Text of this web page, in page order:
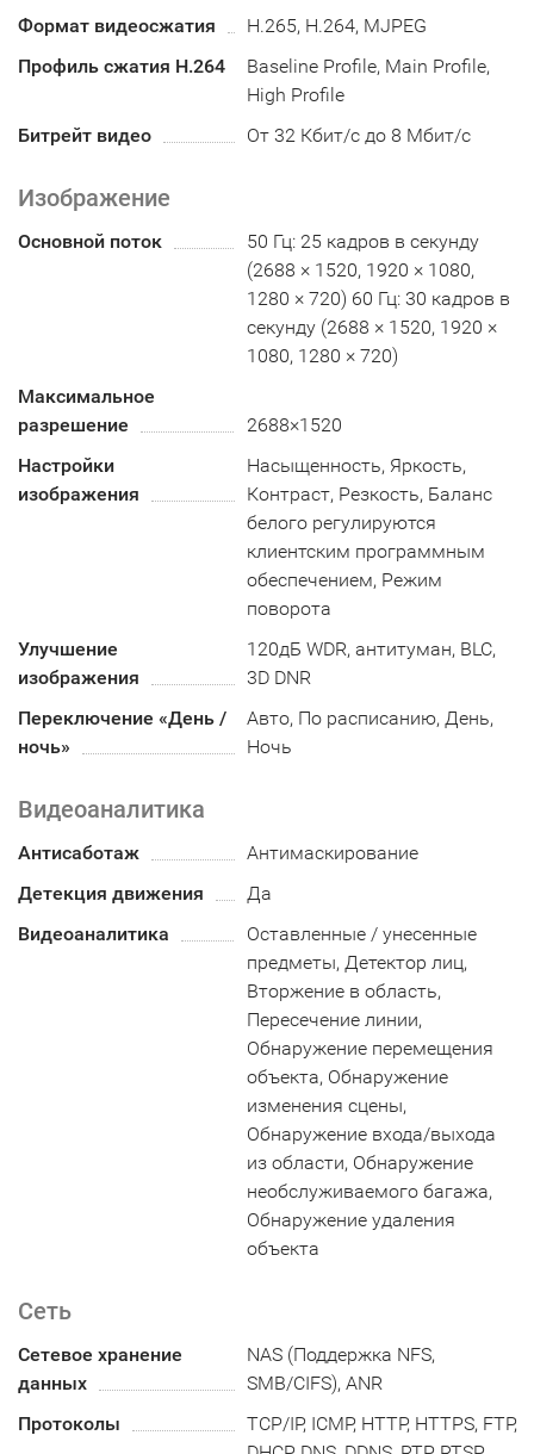
Формат видеосжатия
H.265, H.264, MJPEG
Профиль сжатия H.264
Baseline Profile, Main Profile,
High Profile
Битрейт видео
От 32 Кбит/с до 8 Мбит/с
Изображение
Основной поток
50 Гц: 25 кадров в секунду
(2688 × 1520, 1920 × 1080,
1280 × 720) 60 Гц: 30 кадров в
секунду (2688 × 1520, 1920 ×
1080, 1280 × 720)
Максимальное
разрешение
2688×1520
Настройки
изображения
Насыщенность, Яркость,
Контраст, Резкость, Баланс
белого регулируются
клиентским программным
обеспечением, Режим
поворота
Улучшение
изображения
120дБ WDR, антитуман, BLC,
3D DNR
Переключение «День /
ночь»
Авто, По расписанию, День,
Ночь
Видеоаналитика
Антисаботаж
Антимаскирование
Детекция движения
Да
Видеоаналитика
Оставленные / унесенные
предметы, Детектор лиц,
Вторжение в область,
Пересечение линии,
Обнаружение перемещения
объекта, Обнаружение
изменения сцены,
Обнаружение входа/выхода
из области, Oбнаружение
необслуживаемого багажа,
Oбнаружение удаления
объекта
Сеть
Сетевое хранение
данных
NAS (Поддержка NFS,
SMB/CIFS), ANR
Протоколы
TCP/IP, ICMP, HTTP, HTTPS, FTP,